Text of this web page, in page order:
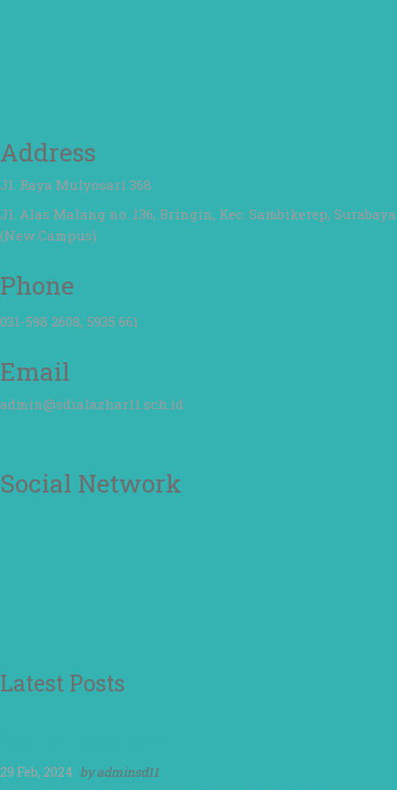
Address
Jl. Raya Mulyosari 368
Jl. Alas Malang no. 136, Bringin, Kec. Sambikerep, Surabaya
(New Campus)
Phone
031-598 2608, 5935 661
Email
admin@sdialazhar11.sch.id
Social Network
Latest Posts
29 Feb, 2024 byadminsd11